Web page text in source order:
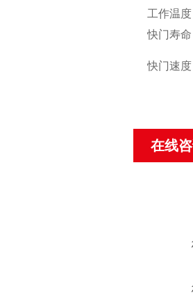
工作温度
快门寿命
快门速度
在线